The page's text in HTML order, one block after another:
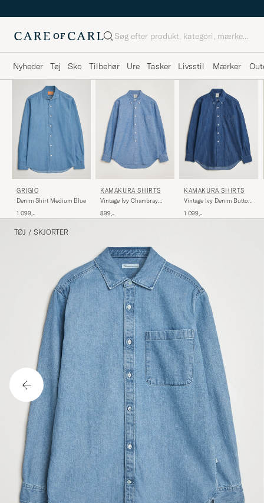
Søg
Nyheder Tøj Sko Tilbehør Ure Tasker Livsstil Mærker
GRIGIO
Denim Shirt Medium Blue
1 099,-
KAMAKURA SHIRTS
Vintage Ivy Chambray
899,-
KAMAKURA SHIRTS
Vintage Ivy Denim Button
1 099,-
TØJ / SKJORTER